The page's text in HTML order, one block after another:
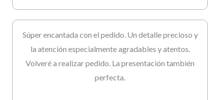
Súper encantada con el pedido. Un detalle precioso y
la atención especialmente agradables y atentos.
Volveré a realizar pedido. La presentación también
perfecta.